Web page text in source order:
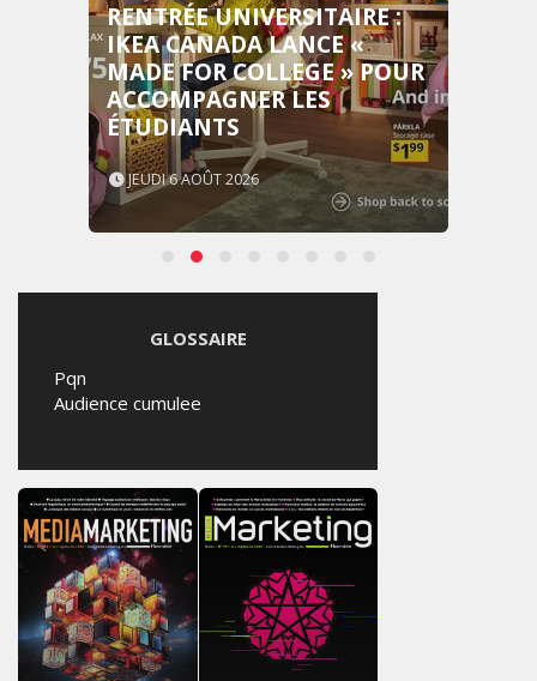
RENTRÉE UNIVERSITAIRE :
IKEA CANADA LANCE «
MADE FOR COLLEGE » POUR
ACCOMPAGNER LES
ÉTUDIANTS
JEUDI 6 AOÛT 2026
GLOSSAIRE
Pqn
Audience cumulee